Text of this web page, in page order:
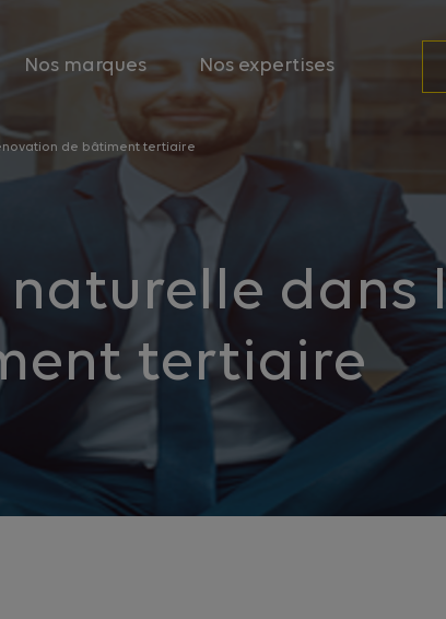
Nos marques Nos expertises
de bâtiment tertiaire
dans
tertiaire